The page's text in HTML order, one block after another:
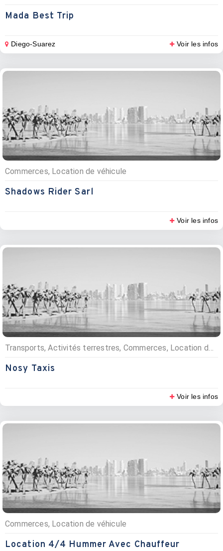
Mada Best Trip
Diego-Suarez Voir les infos
Commerces, Location de véhicule
Shadows Rider Sarl
Voir les infos
Nosy Taxis
Voir les infos
Commerces, Location de véhicule
Location 4/4 Hummer Avec Chauffeur